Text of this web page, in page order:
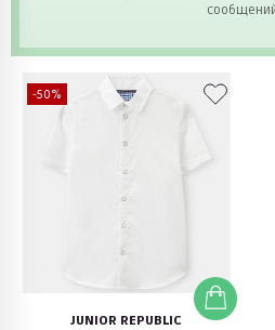
-50%
JUNIOR REPUBLIC